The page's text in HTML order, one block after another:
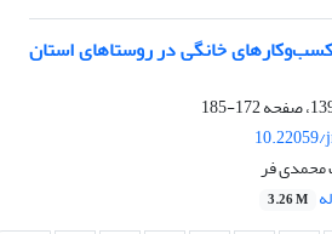
خانگی در روستاهای استان
172-185
محمدی فر
3.26 M